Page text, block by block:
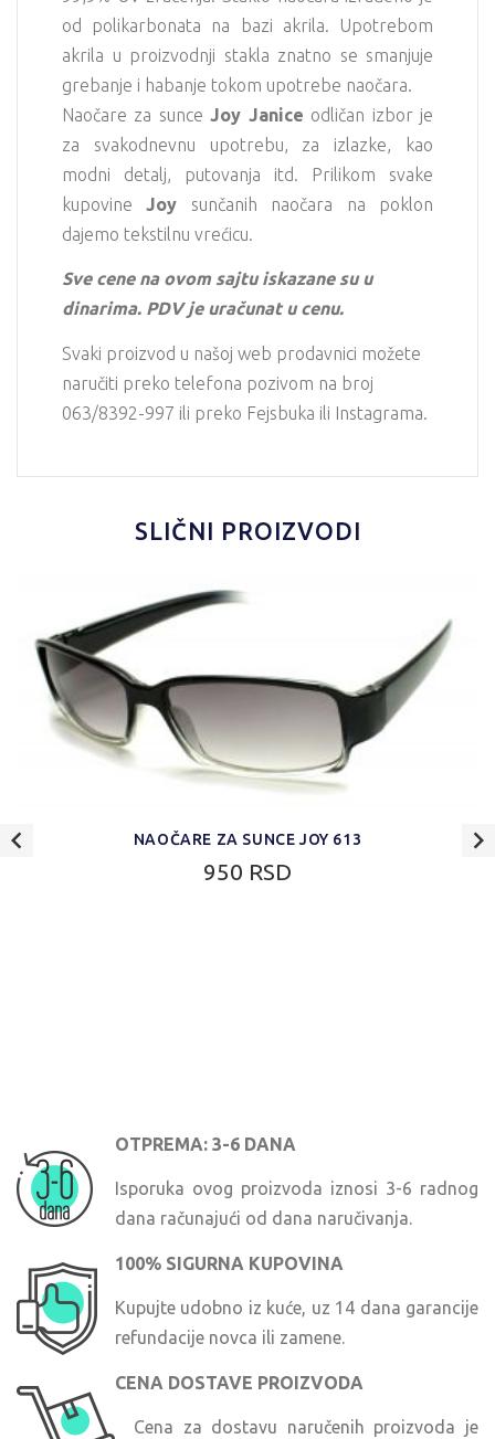
od polikarbonata na bazi akrila. Upotrebom
akrila u proizvodnji stakla znatno se smanjuje
grebanje i habanje tokom upotrebe naočara.
Naočare za sunceJoy Janice odličan izbor je
za svakodnevnu upotrebu, za izlazke, kao
modni detalj, putovanja itd. Prilikom svake
kupovineJoy sunčanih naočara na poklon
dajemo tekstilnu vrećicu.
Sve cene na ovom sajtu iskazane su u
dinarima. PDV je uračunat u cenu.
Svaki proizvod u našoj web prodavnici možete
naručiti preko telefona pozivom na broj
063/8392-997 ili preko Fejsbuka ili Instagrama.
SLIČNI PROIZVODI
NAOČARE ZA SUNCE JOY 613
950 RSD
OTPREMA: 3-6 DANA
Isporuka ovog proizvoda iznosi 3-6 radnog
dana računajući od dana naručivanja.
100% SIGURNA KUPOVINA
Kupujte udobno iz kuće, uz 14 dana garancije
refundacije novca ili zamene.
CENA DOSTAVE PROIZVODA
Cena za dostavu naručenih proizvoda je